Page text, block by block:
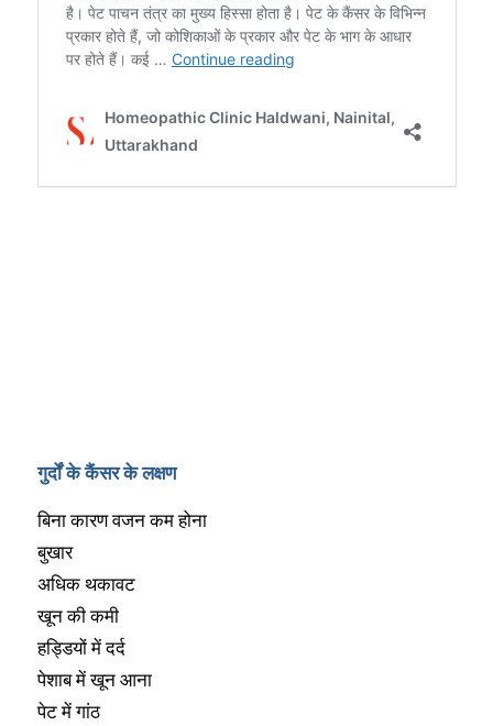
गुर्दों के कैंसर के लक्षण
बिना कारण वजन कम होना
बुखार
अधिक थकावट
खून की कमी
हड्डियों में दर्द
पेशाब में खून आना
पेट में गांठ